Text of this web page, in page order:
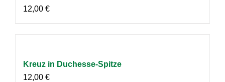
12,00 €
Kreuz in Duchesse-Spitze
12,00 €